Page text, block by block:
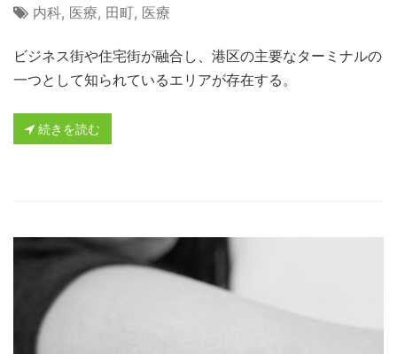
内科, 医療, 田町, 医療
ビジネス街や住宅街が融合し、港区の主要なターミナルの
一つとして知られているエリアが存在する。
続きを読む